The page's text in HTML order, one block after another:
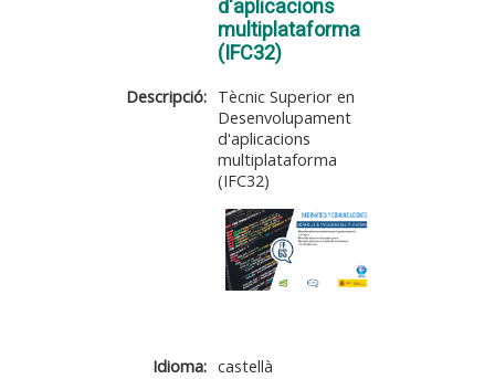
d'aplicacions
multiplataforma
(IFC32)
Descripció:
Tècnic Superior en
Desenvolupament
d'aplicacions
multiplataforma
(IFC32)
Idioma: castellà